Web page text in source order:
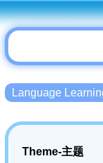
Language
Theme-主题